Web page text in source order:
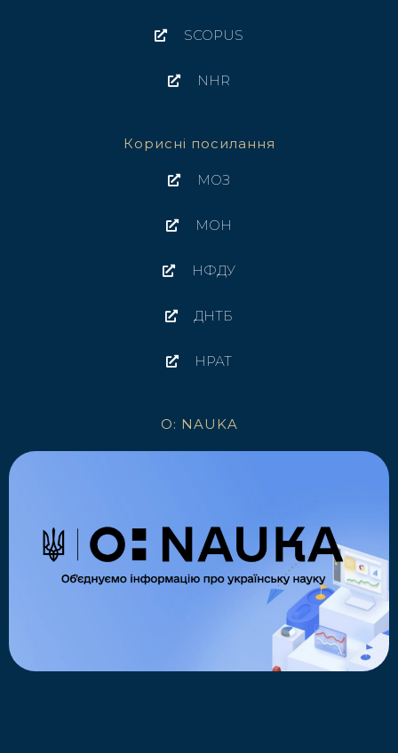
SCOPUS
NHR
Корисні посилання
МОЗ
МОН
НФДУ
ДНТБ
НРАТ
O: NAUKA